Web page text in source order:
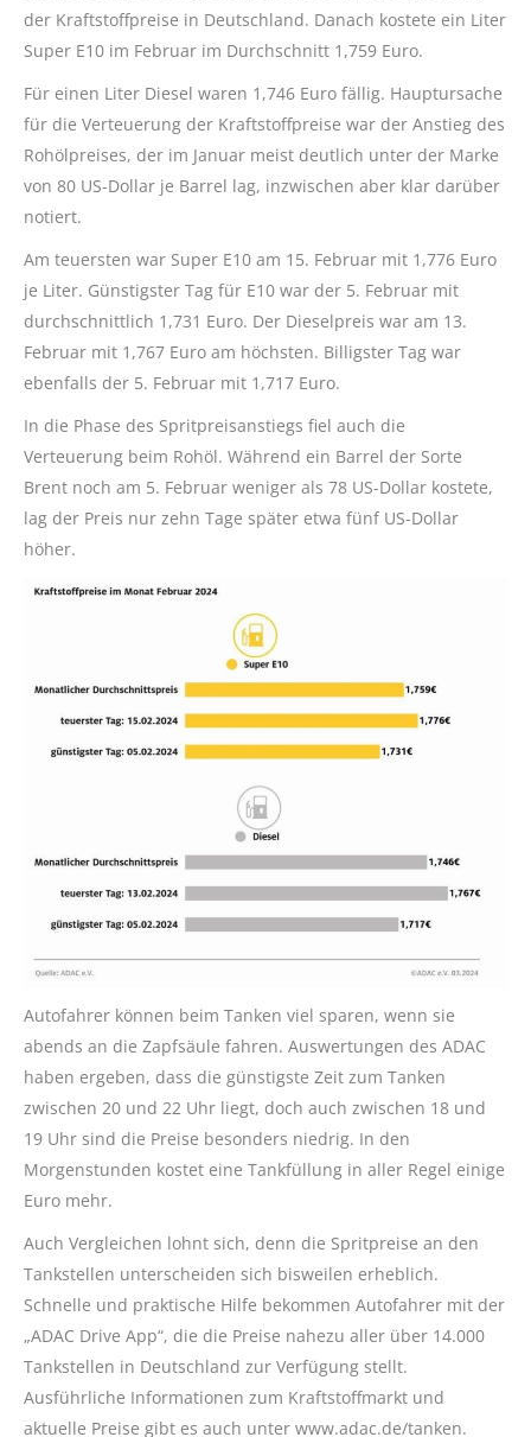
der Kraftstoffpreise in Deutschland. Danach kostete ein Liter
Super E10 im Februar im Durchschnitt 1,759 Euro.
Für einen Liter Diesel waren 1,746 Euro fällig. Hauptursache
für die Verteuerung der Kraftstoffpreise war der Anstieg des
Rohölpreises, der im Januar meist deutlich unter der Marke
von 80 US-Dollar je Barrel lag, inzwischen aber klar darüber
notiert.
Am teuersten war Super E10 am 15. Februar mit 1,776 Euro
je Liter. Günstigster Tag für E10 war der 5. Februar mit
durchschnittlich 1,731 Euro. Der Dieselpreis war am 13.
Februar mit 1,767 Euro am höchsten. Billigster Tag war
ebenfalls der 5. Februar mit 1,717 Euro.
In die Phase des Spritpreisanstiegs fiel auch die
Verteuerung beim Rohöl. Während ein Barrel der Sorte
Brent noch am 5. Februar weniger als 78 US-Dollar kostete,
lag der Preis nur zehn Tage später etwa fünf US-Dollar
höher.
Autofahrer können beim Tanken viel sparen, wenn sie
abends an die Zapfsäule fahren. Auswertungen des ADAC
haben ergeben, dass die günstigste Zeit zum Tanken
zwischen 20 und 22 Uhr liegt, doch auch zwischen 18 und
19 Uhr sind die Preise besonders niedrig. In den
Morgenstunden kostet eine Tankfüllung in aller Regel einige
Euro mehr.
Auch Vergleichen lohnt sich, denn die Spritpreise an den
Tankstellen unterscheiden sich bisweilen erheblich.
Schnelle und praktische Hilfe bekommen Autofahrer mit der
„ADAC Drive App“, die die Preise nahezu aller über 14.000
Tankstellen in Deutschland zur Verfügung stellt.
Ausführliche Informationen zum Kraftstoffmarkt und
aktuelle Preise gibt es auch unter www.adac.de/tanken.